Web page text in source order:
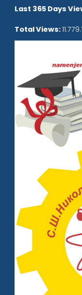
Last 365 Days
Total Views: